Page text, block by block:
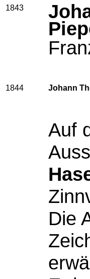
1843
1844 Johann
Auf
Die